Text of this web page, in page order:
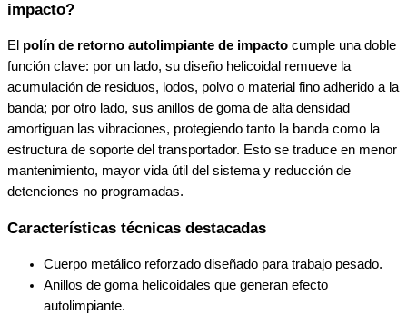
impacto?
El polín de retorno autolimpiante de impacto cumple una doble
función clave: por un lado, su diseño helicoidal remueve la
acumulación de residuos, lodos, polvo o material fino adherido a la
banda; por otro lado, sus anillos de goma de alta densidad
amortiguan las vibraciones, protegiendo tanto la banda como la
estructura de soporte del transportador. Esto se traduce en menor
mantenimiento, mayor vida útil del sistema y reducción de
detenciones no programadas.
Características técnicas destacadas
Cuerpo metálico reforzado diseñado para trabajo pesado.
Anillos de goma helicoidales que generan efecto
autolimpiante.